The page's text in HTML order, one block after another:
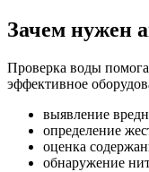
Зачем нужен
Проверка воды
эффективное
выявление
определение
оценка
обнаружение